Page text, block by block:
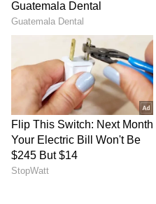
ರಾಷ್ಟ್ರೀಯ ಮೋಲ್ ದಿನದ
ಆಣ್ವಿಕ ವಿಜ್ಞಾನದ
ಅವೊಗಾಡ್ರೊ ಸಂಖ್ಯೆಯು
ನಿಮ್ಮ ತಲೆಯನ್ನು
ಅವರ ಜೀವನದ ಮೇಲೆ
ಊಹೆಯಲ್ಲಿ ಮುಳುಗಿ.